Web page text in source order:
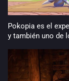
Pokopia es el
y también uno de